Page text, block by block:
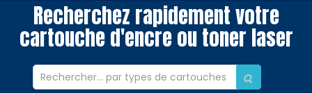
Recherchez rapidement votre
cartouche d'encre ou toner laser